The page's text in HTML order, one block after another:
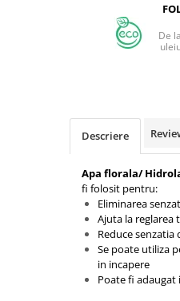
De
Descriere
Apa florala/
fi folosit pentru:
Eliminarea
Ajuta la
Reduce
Se poate utiliza
in incapere
Poate fi